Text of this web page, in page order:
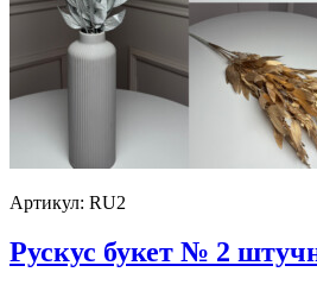
Артикул: RU2
Рускус букет № 2